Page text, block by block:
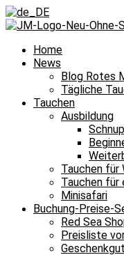
Home
News
Blog Rotes
Tägliche
Tauchen
Ausbildung
Tauchen für
Tauchen für
Minisafari
Buchung-Preise-
Red Sea
Preisliste